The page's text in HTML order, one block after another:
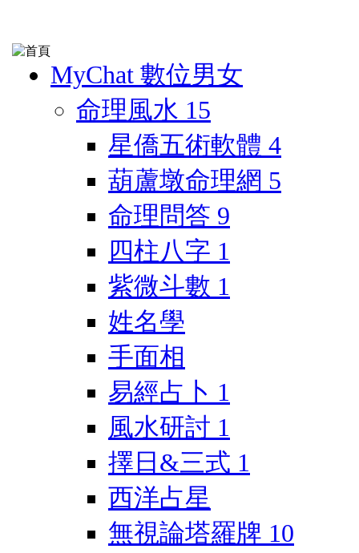
MyChat 數位男女
命理風水 15
星僑五術軟體 4
葫蘆墩命理網 5
命理問答 9
四柱八字 1
紫微斗數 1
姓名學
手面相
易經占卜 1
風水研討 1
擇日&三式 1
西洋占星
無視論塔羅牌 10